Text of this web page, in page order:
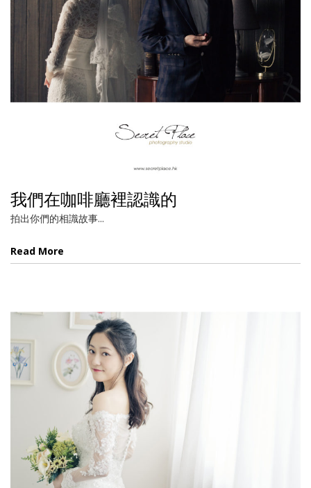
我們在咖啡廳裡認識的
拍出你們的相識故事...
Read More